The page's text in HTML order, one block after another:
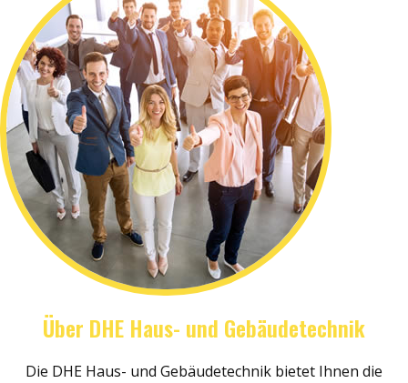
Über DHE Haus- und Gebäudetechnik
Die DHE Haus- und Gebäudetechnik bietet Ihnen die